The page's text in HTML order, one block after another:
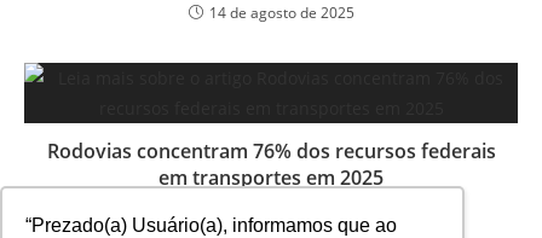
“Prezado(a) Usuário(a), informamos que ao
14 de agosto de 2025
Rodovias concentram 76% dos recursos federais
em transportes em 2025